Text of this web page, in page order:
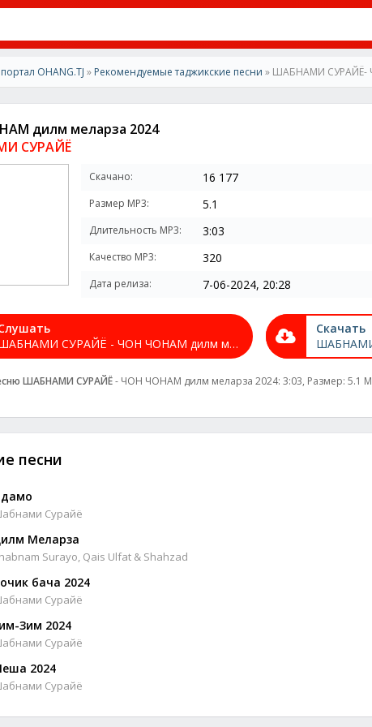
OHANG.TJ » Рекомендуемые таджикские песни » ШАБНАМИ СУРАЙЁ-
дилм меларза 2024
СУРАЙЁ
Скачано: 16 177
Размер MP3: 5.1
Длительность MP3: 3:03
Качество MP3: 320
Дата релиза: 7-06-2024, 20:28
ШАБНАМИ СУРАЙЁ - ЧОН ЧОНАМ дилм меларза 2024
Скачать
ШАБНАМИ СУРАЙЁ- ЧОН ЧОНАМ дилм меларза 2024: 3:03, Размер: 5.1
песни
Сурайё
Меларза
Surayo, Qais Ulfat & Shahzad
бача 2024
Сурайё
Зим 2024
Сурайё
2024
Сурайё